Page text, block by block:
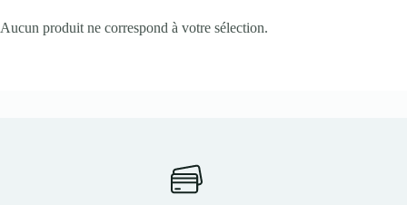
Aucun produit ne correspond à votre sélection.